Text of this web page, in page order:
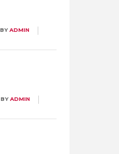
BYADMIN
BYADMIN